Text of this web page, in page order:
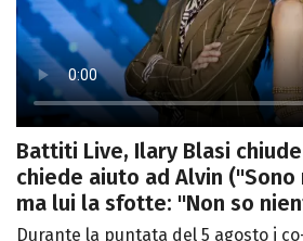
Battiti Live, Ilary Blasi
chiede aiuto ad Alvin
ma lui la sfotte: "Non so
Durante la puntata del 5 agosto i